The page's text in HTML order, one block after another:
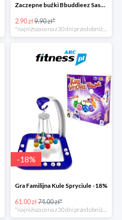
Zaczepne buźki Bbuddieez Saszetka -71%
2.90 zł9.90 zł*
-18%
Gra Familijna Kule Spryciule -18%
61.00 zł74.00 zł*
*najniższa cena z 30 dni przed obniżką